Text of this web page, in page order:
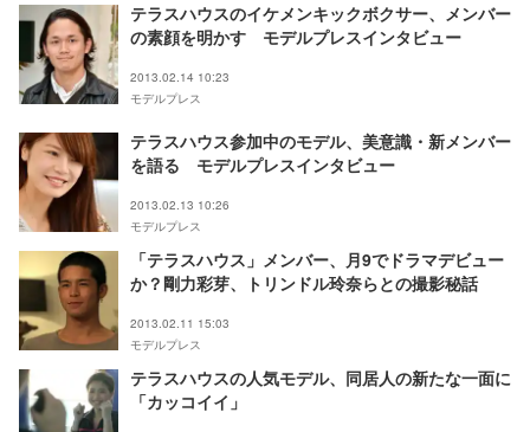
テラスハウスのイケメンキックボクサー、メンバー
の素顔を明かす モデルプレスインタビュー
2013.02.14 10:23
モデルプレス
テラスハウス参加中のモデル、美意識・新メンバー
を語る モデルプレスインタビュー
2013.02.13 10:26
モデルプレス
「テラスハウス」メンバー、月9でドラマデビュー
か？剛力彩芽、トリンドル玲奈らとの撮影秘話
2013.02.11 15:03
モデルプレス
テラスハウスの人気モデル、同居人の新たな一面に
「カッコイイ」